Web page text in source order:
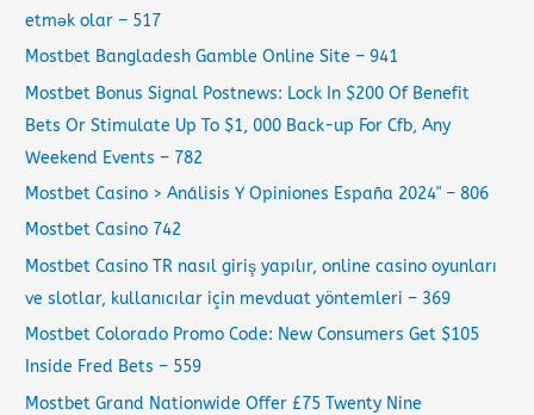
etmək olar – 517
Mostbet Bangladesh Gamble Online Site – 941
Mostbet Bonus Signal Postnews: Lock In $200 Of Benefit
Bets Or Stimulate Up To $1, 000 Back-up For Cfb, Any
Weekend Events – 782
Mostbet Casino > Análisis Y Opiniones España 2024" – 806
Mostbet Casino 742
Mostbet Casino TR nasıl giriş yapılır, online casino oyunları
ve slotlar, kullanıcılar için mevduat yöntemleri – 369
Mostbet Colorado Promo Code: New Consumers Get $105
Inside Fred Bets – 559
Mostbet Grand Nationwide Offer £75 Twenty Nine